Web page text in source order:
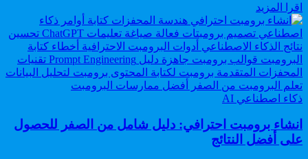
نيتشات
سرية
لربح
3000
دولار
شهريا.
اقرا المزيد
محتوى
للربح
من
موقع
إلكتروني
نيتشات
سرية
3000
دولار
شهريا.
Posted
ذكاء اصطناعي AI
انشاء برومبت احترافي: دليل شامل من الصفر للحصول
على أفضل النتائج